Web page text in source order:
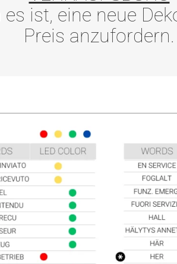
ist, eine neue
Preis anzufordern.